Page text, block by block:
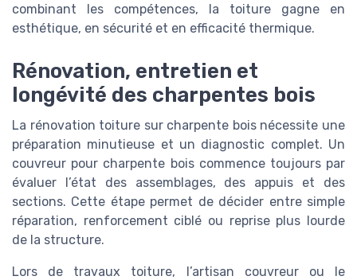
combinant les compétences, la toiture gagne en
esthétique, en sécurité et en efficacité thermique.
Rénovation, entretien et
longévité des charpentes bois
La rénovation toiture sur charpente bois nécessite une
préparation minutieuse et un diagnostic complet. Un
couvreur pour charpente bois commence toujours par
évaluer l’état des assemblages, des appuis et des
sections. Cette étape permet de décider entre simple
réparation, renforcement ciblé ou reprise plus lourde
de la structure.
Lors de travaux toiture, l’artisan couvreur ou le